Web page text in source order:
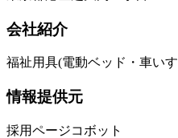
会社紹介
福祉用具(電動ベッド・車い
情報提供元
採用ページコボット